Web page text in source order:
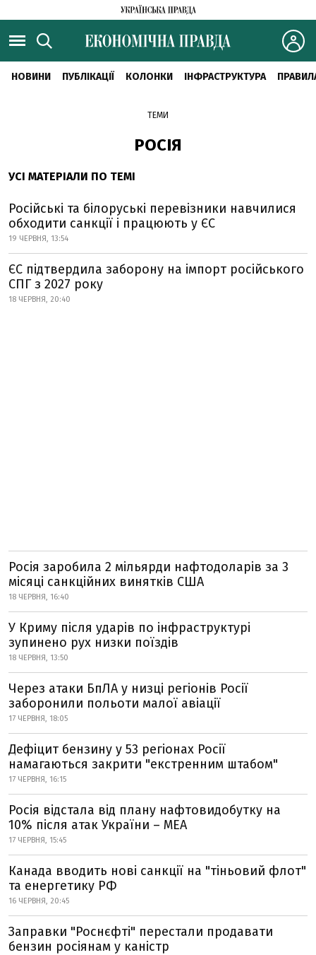
НОВИНИ ПУБЛІКАЦІЇ КОЛОНКИ ІНФРАСТРУКТУРА
ТЕМИ
РОСІЯ
УСІ МАТЕРІАЛИ ПО ТЕМІ
Російські та білоруські перевізники навчилися
обходити санкції і працюють у ЄС
19 ЧЕРВНЯ, 13:54
ЄС підтвердила заборону на імпорт російського
СПГ з 2027 року
18 ЧЕРВНЯ, 20:40
Росія заробила 2 мільярди нафтодоларів за 3
місяці санкційних винятків США
18 ЧЕРВНЯ, 16:40
У Криму після ударів по інфраструктурі
зупинено рух низки поїздів
18 ЧЕРВНЯ, 13:50
Через атаки БпЛА у низці регіонів Росії
заборонили польоти малої авіації
17 ЧЕРВНЯ, 18:05
Дефіцит бензину у 53 регіонах Росії
намагаються закрити "екстренним штабом"
17 ЧЕРВНЯ, 16:15
Росія відстала від плану нафтовидобутку на
10% після атак України – МЕА
17 ЧЕРВНЯ, 15:45
Канада вводить нові санкції на "тіньовий флот"
та енергетику РФ
16 ЧЕРВНЯ, 20:45
Заправки "Роснєфті" перестали продавати
бензин росіянам у каністр